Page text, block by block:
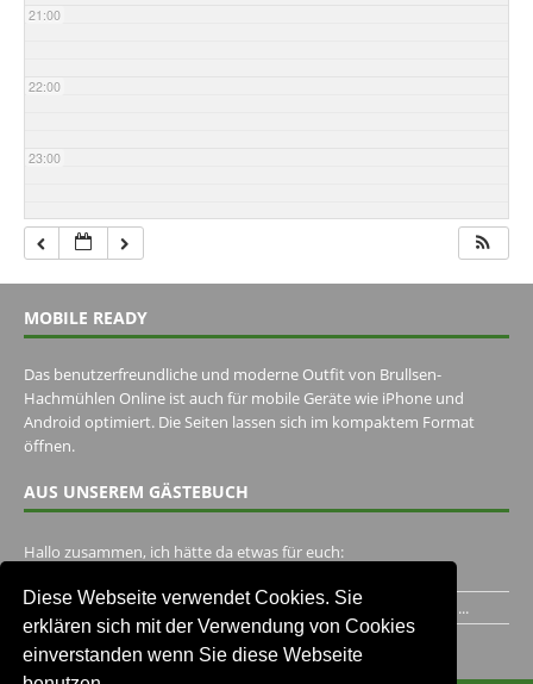
Diese Webseite verwendet Cookies. Sie
erklären sich mit der Verwendung von Cookies
einverstanden wenn Sie diese Webseite
21:00
22:00
23:00
MOBILE READY
Das benutzerfreundliche und moderne Outfit von Brullsen-
Hachmühlen Online ist auch für mobile Geräte wie iPhone und
Android optimiert. Die Seiten lassen sich im kompaktem Format
öffnen.
AUS UNSEREM GÄSTEBUCH
Hallo zusammen, ich hätte da etwas für euch:
Ich habe ein Jahr im Gasthaus Hugo Pape verbracht..Habe ihn...
Unser Gästebuch besuchen